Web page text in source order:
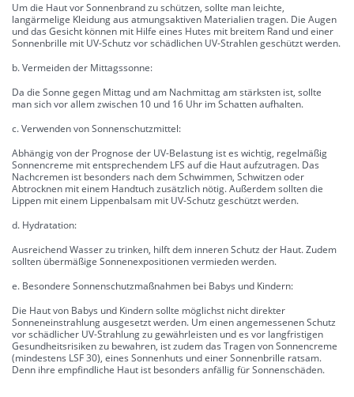
Um die Haut vor Sonnenbrand zu schützen, sollte man leichte,
langärmelige Kleidung aus atmungsaktiven Materialien tragen. Die Augen
und das Gesicht können mit Hilfe eines Hutes mit breitem Rand und einer
Sonnenbrille mit UV-Schutz vor schädlichen UV-Strahlen geschützt werden.
b. Vermeiden der Mittagssonne:
Da die Sonne gegen Mittag und am Nachmittag am stärksten ist, sollte
man sich vor allem zwischen 10 und 16 Uhr im Schatten aufhalten.
c. Verwenden von Sonnenschutzmittel:
Abhängig von der Prognose der UV-Belastung ist es wichtig, regelmäßig
Sonnencreme mit entsprechendem LFS auf die Haut aufzutragen. Das
Nachcremen ist besonders nach dem Schwimmen, Schwitzen oder
Abtrocknen mit einem Handtuch zusätzlich nötig. Außerdem sollten die
Lippen mit einem Lippenbalsam mit UV-Schutz geschützt werden.
d. Hydratation:
Ausreichend Wasser zu trinken, hilft dem inneren Schutz der Haut. Zudem
sollten übermäßige Sonnenexpositionen vermieden werden.
e. Besondere Sonnenschutzmaßnahmen bei Babys und Kindern:
Die Haut von Babys und Kindern sollte möglichst nicht direkter
Sonneneinstrahlung ausgesetzt werden. Um einen angemessenen Schutz
vor schädlicher UV-Strahlung zu gewährleisten und es vor langfristigen
Gesundheitsrisiken zu bewahren, ist zudem das Tragen von Sonnencreme
(mindestens LSF 30), eines Sonnenhuts und einer Sonnenbrille ratsam.
Denn ihre empfindliche Haut ist besonders anfällig für Sonnenschäden.